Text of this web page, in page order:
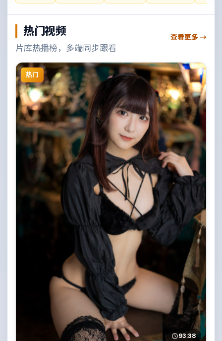
热门视频
片库热播榜，多端同步跟看
查看更多 →
热门
93:38